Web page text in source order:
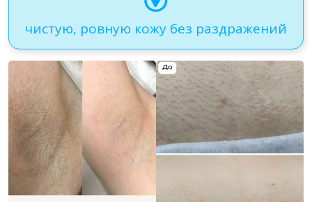
чистую, ровную кожу без раздражений